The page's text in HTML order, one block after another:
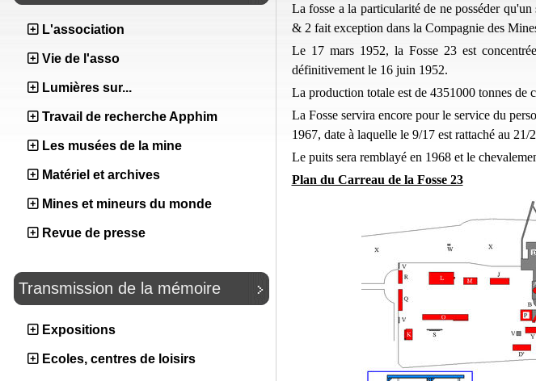
L'association
Vie de l'asso
Lumières sur...
Travail de recherche Apphim
Les musées de la mine
Matériel et archives
Mines et mineurs du monde
Revue de presse
Transmission de la mémoire
Expositions
Ecoles, centres de loisirs
La fosse a la particularité de ne posséder
& 2 fait exception dans la Compagnie des
Le 17 mars 1952, la Fosse 23 est
définitivement le 16 juin 1952.
La production totale est de 4351000 tonnes de
La Fosse servira encore pour le service du
1967, date à laquelle le 9/17 est rattaché au 21/
Le puits sera remblayé en 1968 et le
Plan du Carreau de la Fosse 23